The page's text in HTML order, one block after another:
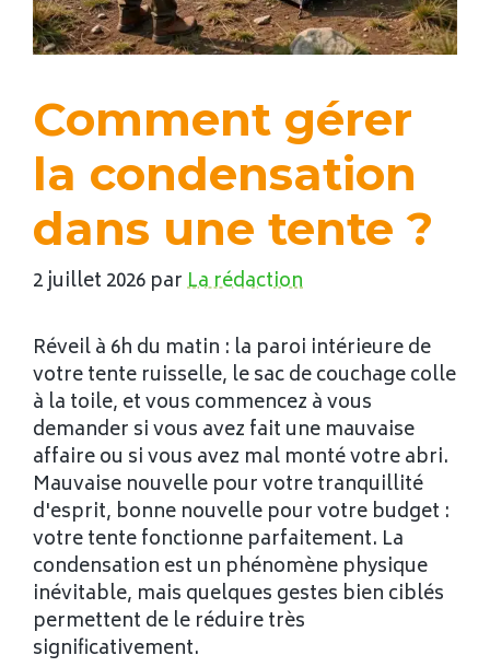
Comment gérer
la condensation
dans une tente ?
2 juillet 2026 parLa rédaction
Réveil à 6h du matin : la paroi intérieure de
votre tente ruisselle, le sac de couchage colle
à la toile, et vous commencez à vous
demander si vous avez fait une mauvaise
affaire ou si vous avez mal monté votre abri.
Mauvaise nouvelle pour votre tranquillité
d'esprit, bonne nouvelle pour votre budget :
votre tente fonctionne parfaitement. La
condensation est un phénomène physique
inévitable, mais quelques gestes bien ciblés
permettent de le réduire très
significativement.